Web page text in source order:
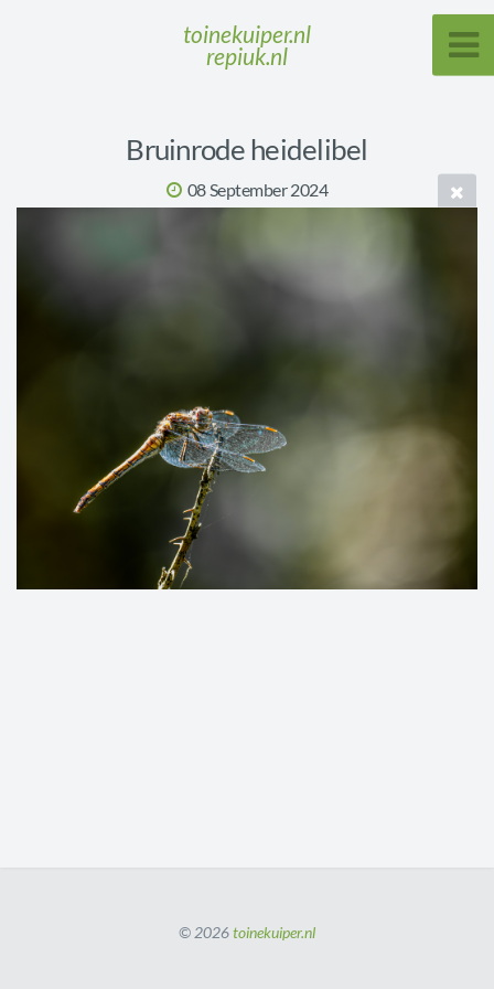
toinekuiper.nl
repiuk.nl
Bruinrode heidelibel
08 September 2024
© 2026toinekuiper.nl